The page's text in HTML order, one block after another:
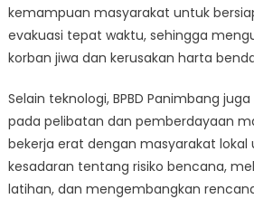
kemampuan masyarakat untuk
evakuasi tepat waktu, sehingga
korban jiwa dan kerusakan harta
Selain teknologi, BPBD Panimbang
pada pelibatan dan pemberdayaan
bekerja erat dengan masyarakat
kesadaran tentang risiko bencana,
latihan, dan mengembangkan